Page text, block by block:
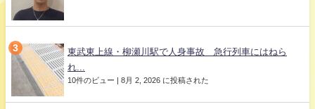
東武東上線・柳瀬川駅で人身事故 急行列車にはねら
れ...
10件のビュー | 8月 2, 2026 に投稿された